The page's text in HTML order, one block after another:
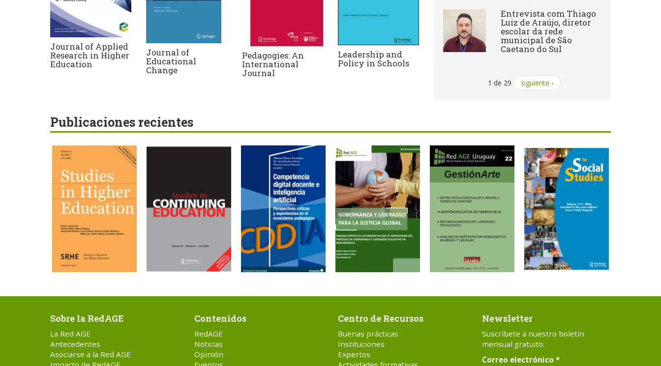
Journal of Applied
Research in Higher
Education
Journal of
Educational
Change
Pedagogies: An
International
Journal
Leadership and
Policy in Schools
Entrevista com Thiago
Luiz de Araújo, diretor
escolar da rede
municipal de São
Caetano do Sul
1 de 29 siguiente ›
Publicaciones recientes
Sobre la RedAGE
La Red AGE
Antecedentes
Asociarse a la Red AGE
Contenidos
RedAGE
Noticias
Opinión
Centro de Recursos
Buenas prácticas
Instituciones
Expertos
Newsletter
Suscríbete a nuestro boletín
mensual gratuito:
Correo electrónico *